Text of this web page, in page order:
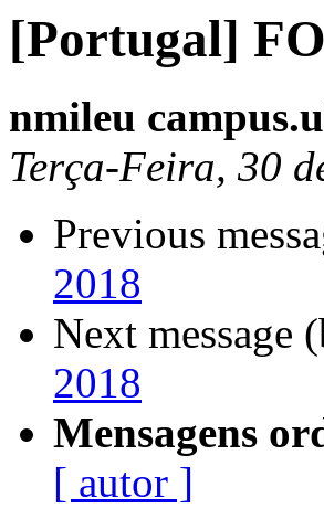
[Portugal]
nmileu
Terça-Feira, 30
Previous
2018
Next message
2018
Mensagens
[ autor ]